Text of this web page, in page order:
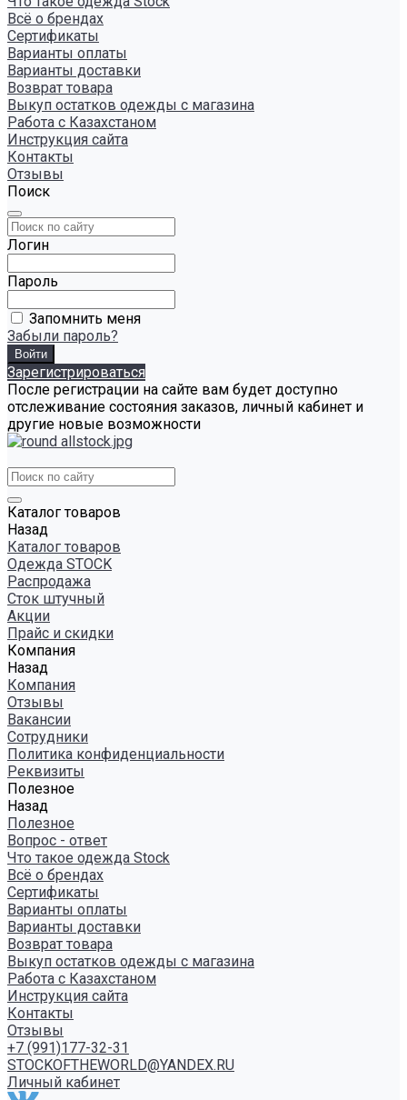
Всё о брендах
Сертификаты
Варианты оплаты
Варианты доставки
Возврат товара
Выкуп остатков одежды с магазина
Работа с Казахстаном
Инструкция сайта
Контакты
Отзывы
Поиск
Логин
Пароль
Запомнить меня
Забыли пароль?
Зарегистрироваться
После регистрации на сайте вам будет доступно
отслеживание состояния заказов, личный кабинет и
другие новые возможности
Каталог товаров
Назад
Каталог товаров
Одежда STOCK
Распродажа
Сток штучный
Акции
Прайс и скидки
Компания
Назад
Компания
Отзывы
Вакансии
Сотрудники
Политика конфиденциальности
Реквизиты
Полезное
Назад
Полезное
Вопрос - ответ
Что такое одежда Stock
Всё о брендах
Сертификаты
Варианты оплаты
Варианты доставки
Возврат товара
Выкуп остатков одежды с магазина
Работа с Казахстаном
Инструкция сайта
Контакты
Отзывы
+7 (991)177-32-31
STOCKOFTHEWORLD@YANDEX.RU
Личный кабинет